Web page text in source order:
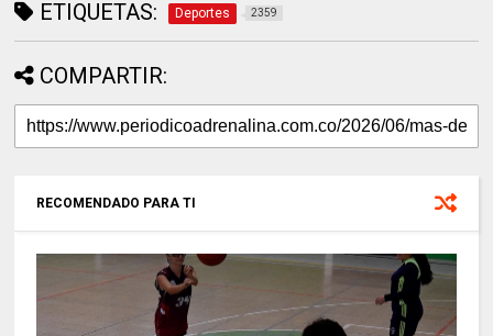
ETIQUETAS: Deportes 2359
COMPARTIR:
RECOMENDADO PARA TI